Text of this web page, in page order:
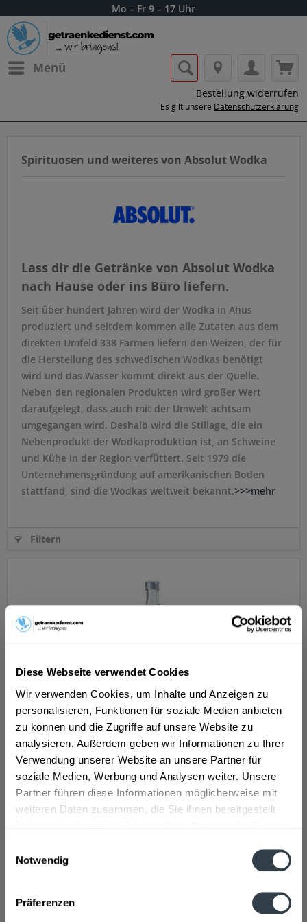
Diese Webseite verwendet Cookies
Wir verwenden Cookies, um Inhalte und Anzeigen zu
personalisieren, Funktionen für soziale Medien anbieten
zu können und die Zugriffe auf unsere Website zu
analysieren. Außerdem geben wir Informationen zu Ihrer
Verwendung unserer Website an unsere Partner für
soziale Medien, Werbung und Analysen weiter. Unsere
Partner führen diese Informationen möglicherweise mit
weiteren Daten zusammen, die Sie ihnen bereitgestellt
Notwendig
Präferenzen
Mo – Fr 9 – 17 Uhr
Menü
Bestellung widerrufen
Es gilt unsere Datenschutzerklärung
Spirituosen und weiteres von Absolut Wodka
Lass dir die Getränke von Absolut Wodka
nach Hause oder ins Büro liefern.
Seit über hundert Jahren wird der Wodka in Ahus
produziert und seitdem kommen alle Zutaten aus dem
direkten Umfeld 338 Farmen liefern den Weizen, der für
die Herstellung des schwedischen Wodkas benötigt
wird und das Wasser kommt direkt aus der Quelle.
Neben den regionalen Produkten wird großer Wert
daraufgelegt, dass auch mit der Umwelt achtsam
umgegangen wird. Deshalb wird die Stillage, die ein
Nebenprodukt der Wodkaproduktion ist, an Schweine
und Kühe in der Region verfüttert. Seit 1979 die
Unternehmensgründung auf amerikanischen Boden
stattfand, sind die Wodkas weltweit bekannt.>>>mehr
Filtern
Absolut Vodka 0,7l
"Absolut Vodka wird ausschließlich aus natürlichen
Zutaten hergestellt und enthält im Gegensatz zu anderen
Wodkas keinen zusätzlichen Zucker. Ja, reiner als Absolut
kann Wodka nicht sein. Aber selbst diese Reinheit hat
ihren bestimmten...
(22,84 € * / 1 Liter)
15,99 € *